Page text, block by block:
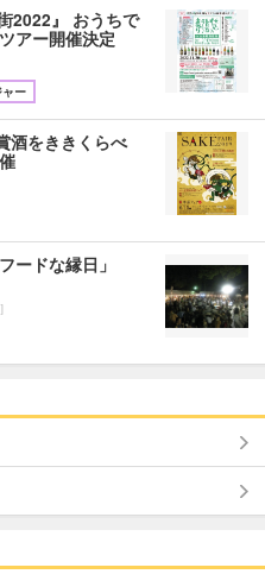
2022』 おうちで
アー開催決定
ー
酒をききくらべ
ードな縁日」